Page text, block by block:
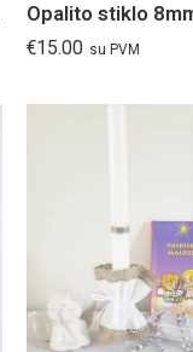
€15.00 su PVM